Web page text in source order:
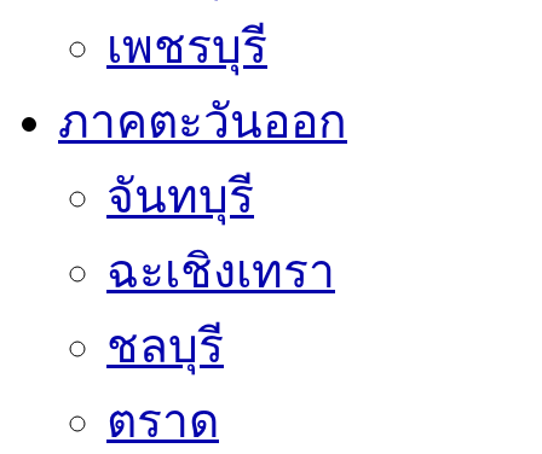
เพชรบุรี
ภาคตะวันออก
จันทบุรี
ฉะเชิงเทรา
ชลบุรี
ตราด